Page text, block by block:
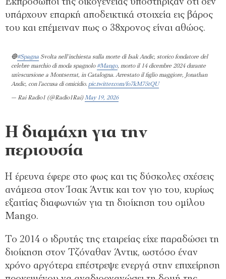
Εκπρόσωποι της οικογένειας υποστήριξαν ότι δεν
υπάρχουν επαρκή αποδεικτικά στοιχεία εις βάρος
του και επέμειναν πως ο 38χρονος είναι αθώος.
🔵#Spagna Svolta nell’inchiesta sulla morte di Isak Andic, storico fondatore del
celebre marchio di moda spagnolo #Mango, morto il 14 dicembre 2024 durante
un’escursione a Montserrat, in Catalogna. Arrestato il figlio maggiore, Jonathan
Andic, con l’accusa di omicidio. pic.twitter.com/fo7kM75tQU
— Rai Radio1 (@Radio1Rai)May 19, 2026
H διαμάχη για την
περιουσία
Η έρευνα έφερε στο φως και τις δύσκολες σχέσεις
ανάμεσα στον Ίσακ Άντικ και τον γιο του, κυρίως
εξαιτίας διαφωνιών για τη διοίκηση του ομίλου
Mango.
Το 2014 ο ιδρυτής της εταιρείας είχε παραδώσει τη
διοίκηση στον Τζόναθαν Άντικ, ωστόσο έναν
χρόνο αργότερα επέστρεψε ενεργά στην επιχείρηση